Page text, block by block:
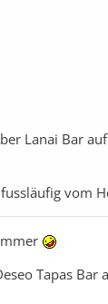
Lanai Bar
vom
Tapas Bar